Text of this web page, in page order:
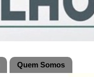
Quem Somos